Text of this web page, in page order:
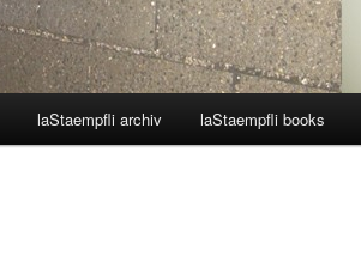
laStaempfli archiv laStaempfli books